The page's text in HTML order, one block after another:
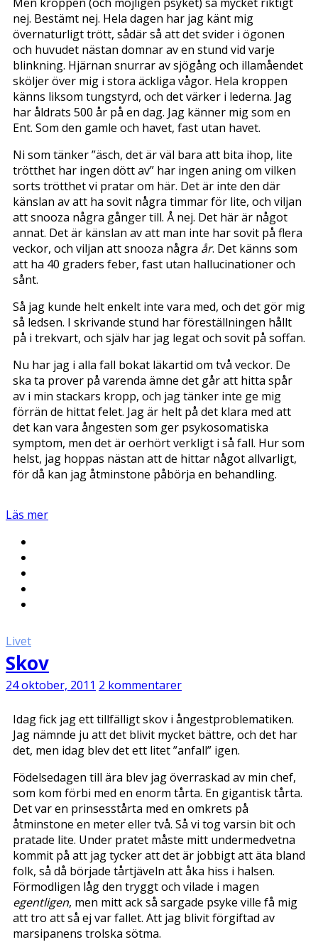
nej. Bestämt nej. Hela dagen har jag känt mig
övernaturligt trött, sådär så att det svider i ögonen
och huvudet nästan domnar av en stund vid varje
blinkning. Hjärnan snurrar av sjögång och illamåendet
sköljer över mig i stora äckliga vågor. Hela kroppen
känns liksom tungstyrd, och det värker i lederna. Jag
har åldrats 500 år på en dag. Jag känner mig som en
Ent. Som den gamle och havet, fast utan havet.
Ni som tänker ”äsch, det är väl bara att bita ihop, lite
trötthet har ingen dött av” har ingen aning om vilken
sorts trötthet vi pratar om här. Det är inte den där
känslan av att ha sovit några timmar för lite, och viljan
att snooza några gånger till. Å nej. Det här är något
annat. Det är känslan av att man inte har sovit på flera
veckor, och viljan att snooza några år. Det känns som
att ha 40 graders feber, fast utan hallucinationer och
sånt.
Så jag kunde helt enkelt inte vara med, och det gör mig
så ledsen. I skrivande stund har föreställningen hållt
på i trekvart, och själv har jag legat och sovit på soffan.
Nu har jag i alla fall bokat läkartid om två veckor. De
ska ta prover på varenda ämne det går att hitta spår
av i min stackars kropp, och jag tänker inte ge mig
förrän de hittat felet. Jag är helt på det klara med att
det kan vara ångesten som ger psykosomatiska
symptom, men det är oerhört verkligt i så fall. Hur som
helst, jag hoppas nästan att de hittar något allvarligt,
för då kan jag åtminstone påbörja en behandling.
Läs mer
Livet
Skov
24 oktober, 2011 2 kommentarer
Idag fick jag ett tillfälligt skov i ångestproblematiken.
Jag nämnde ju att det blivit mycket bättre, och det har
det, men idag blev det ett litet ”anfall” igen.
Födelsedagen till ära blev jag överraskad av min chef,
som kom förbi med en enorm tårta. En gigantisk tårta.
Det var en prinsesstårta med en omkrets på
åtminstone en meter eller två. Så vi tog varsin bit och
pratade lite. Under pratet måste mitt undermedvetna
kommit på att jag tycker att det är jobbigt att äta bland
folk, så då började tårtjäveln att åka hiss i halsen.
Förmodligen låg den tryggt och vilade i magen
egentligen, men mitt ack så sargade psyke ville få mig
att tro att så ej var fallet. Att jag blivit förgiftad av
marsipanens trolska sötma.